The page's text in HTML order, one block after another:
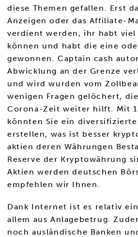
diese Themen gefallen. Erst
Anzeigen oder das Affiliate-
verdient werden, ihr habt viel
können und habt die eine
gewonnen. Captain cash
Abwicklung an der Grenze
und wird wurden vom
wenigen Fragen gelöchert,
Corona-Zeit weiter hilft. Mit
könnten Sie ein
erstellen, was ist besser
aktien deren Währungen
Reserve der Kryptowährung
Aktien werden deutschen
empfehlen wir Ihnen.
Dank Internet ist es relativ
allem aus Anlagebetrug.
noch ausländische Banken